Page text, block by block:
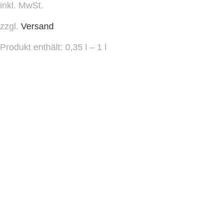
inkl. MwSt.
zzgl. Versand
Produkt enthält: 0,35 – 1